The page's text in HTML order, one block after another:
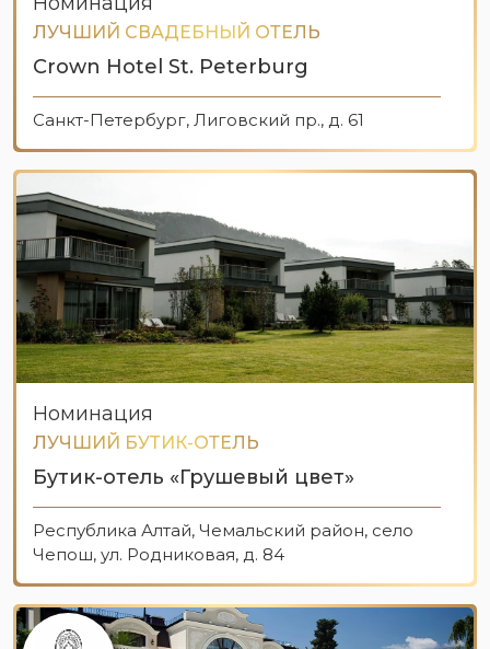
ЛУЧШИЙ СВАДЕБНЫЙ ОТЕЛЬ
Crown Hotel St. Peterburg
Санкт-Петербург, Лиговский пр., д. 61
Номинация
ЛУЧШИЙ БУТИК-ОТЕЛЬ
Бутик-отель «Грушевый цвет»
Республика Алтай, Чемальский район, село
Чепош, ул. Родниковая, д. 84